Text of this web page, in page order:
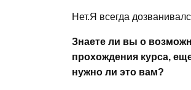
Нет.Я всегда
Знаете ли вы о
прохождения курса,
нужно ли это вам?